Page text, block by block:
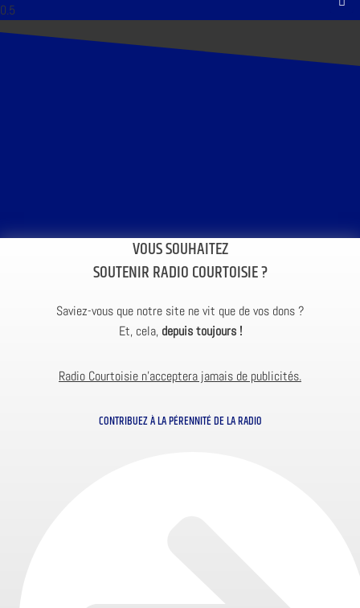
VOUS SOUHAITEZ
SOUTENIR RADIO COURTOISIE ?
Saviez-vous que notre site ne vit que de vos dons ?
Et, cela, depuis toujours !
Radio Courtoisie n’acceptera jamais de publicités.
CONTRIBUEZ À LA PÉRENNITÉ DE LA RADIO